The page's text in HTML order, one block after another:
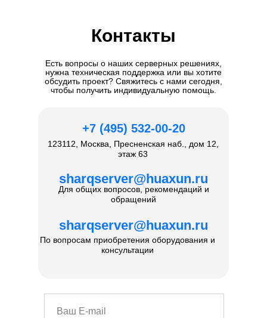
Контакты
Есть вопросы о наших серверных решениях,
нужна техническая поддержка или вы хотите
обсудить проект? Свяжитесь с нами сегодня,
чтобы получить индивидуальную помощь.
Для общих вопросов, рекомендаций и
обращений
sharqserver@huaxun.ru
sharqserver@huaxun.ru
По вопросам приобретения оборудования и
консультации
123112, Москва, Пресненская наб., дом 12,
этаж 63
+7 (495) 532-00-20